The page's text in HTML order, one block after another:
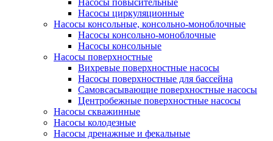
Насосы повысительные
Насосы циркуляционные
Насосы консольные, консольно-моноблочные
Насосы консольно-моноблочные
Насосы консольные
Насосы поверхностные
Вихревые поверхностные насосы
Насосы поверхностные для бассейна
Самовсасывающие поверхностные насосы
Центробежные поверхностные насосы
Насосы скважинные
Насосы колодезные
Насосы дренажные и фекальные